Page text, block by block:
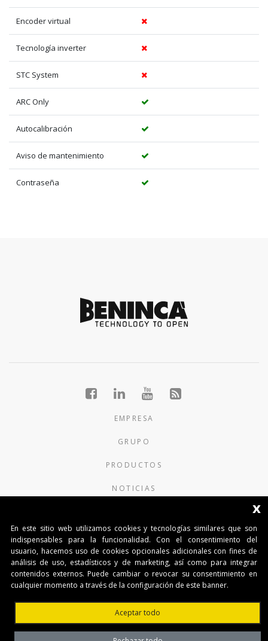
Encoder virtual
Tecnología inverter
STC System
ARC Only
Autocalibración
Aviso de mantenimiento
Contraseña
EMPRESA
GRUPO
PRODUCTOS
NOTICIAS
AUTOMATISMI BENINCÀ SpA
Via del Capitello 45
36066 Sandrigo (Vicenza) Italy
Capitale Sociale € 1.000.000
interamente versato Registro Imprese
Tribunale di Vicenza
CF e P.IVA (IT) 02054090242
x
En este sitio web utilizamos cookies y tecnologías similares que son
indispensables para la funcionalidad. Con el consentimiento del
usuario, hacemos uso de cookies opcionales adicionales con fines de
análisis de uso, estadísticos y de marketing, así como para integrar
contenidos externos. Puede cambiar o revocar su consentimiento en
cualquier momento a través de la configuración de este banner.
Aceptar todo